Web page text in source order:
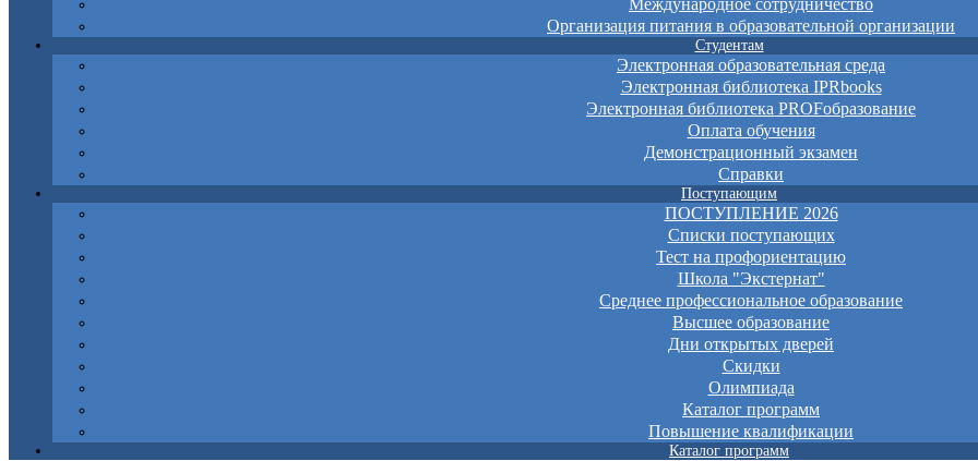
Организация питания в образовательной организации
Студентам
Электронная образовательная среда
Электронная библиотека IPRbooks
Электронная библиотека PROFобразование
Оплата обучения
Демонстрационный экзамен
Справки
Поступающим
ПОСТУПЛЕНИЕ 2026
Списки поступающих
Тест на профориентацию
Школа "Экстернат"
Среднее профессиональное образование
Высшее образование
Дни открытых дверей
Скидки
Олимпиада
Каталог программ
Повышение квалификации
Каталог программ